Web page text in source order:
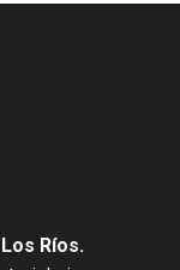
Ríos.